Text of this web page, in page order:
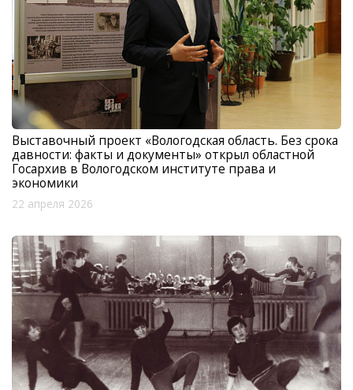
Выставочный проект «Вологодская область. Без срока
давности: факты и документы» открыл областной
Госархив в Вологодском институте права и
экономики
22 апреля 2026